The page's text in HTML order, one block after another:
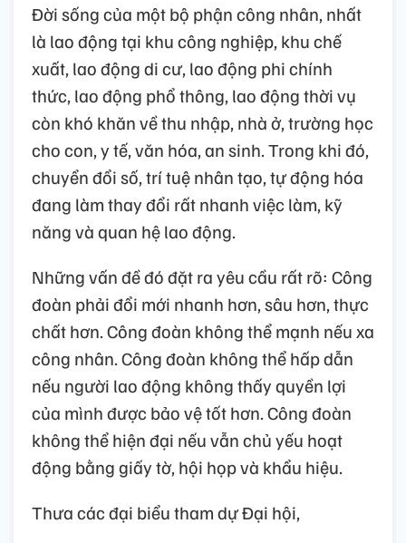
Đời sống của một bộ phận công nhân, nhất
là lao động tại khu công nghiệp, khu chế
xuất, lao động di cư, lao động phi chính
thức, lao động phổ thông, lao động thời vụ
còn khó khăn về thu nhập, nhà ở, trường học
cho con, y tế, văn hóa, an sinh. Trong khi đó,
chuyển đổi số, trí tuệ nhân tạo, tự động hóa
đang làm thay đổi rất nhanh việc làm, kỹ
năng và quan hệ lao động.
Những vấn đề đó đặt ra yêu cầu rất rõ: Công
đoàn phải đổi mới nhanh hơn, sâu hơn, thực
chất hơn. Công đoàn không thể mạnh nếu xa
công nhân. Công đoàn không thể hấp dẫn
nếu người lao động không thấy quyền lợi
của mình được bảo vệ tốt hơn. Công đoàn
không thể hiện đại nếu vẫn chủ yếu hoạt
động bằng giấy tờ, hội họp và khẩu hiệu.
Thưa các đại biểu tham dự Đại hội,